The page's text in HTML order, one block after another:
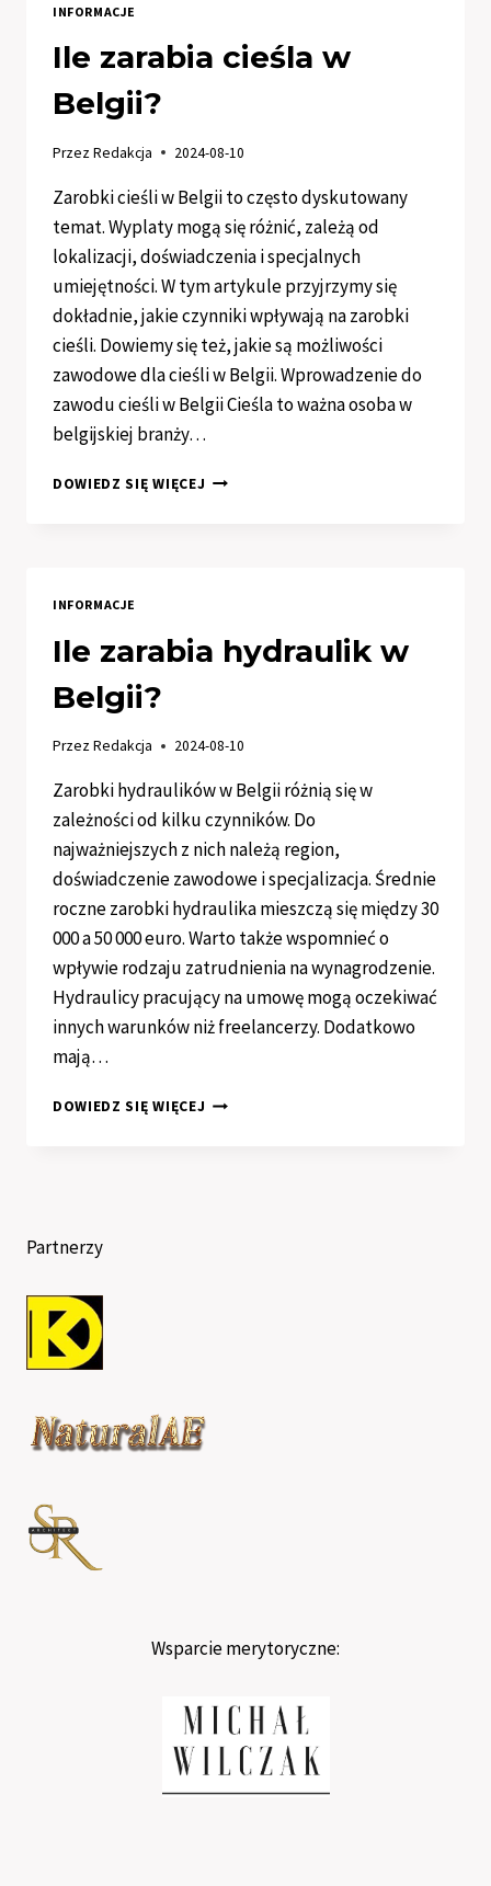
INFORMACJE
Ile zarabia cieśla w
Belgii?
PrzezRedakcja 2024-08-10
Zarobki cieśli w Belgii to często dyskutowany
temat. Wyplaty mogą się różnić, zależą od
lokalizacji, doświadczenia i specjalnych
umiejętności. W tym artykule przyjrzymy się
dokładnie, jakie czynniki wpływają na zarobki
cieśli. Dowiemy się też, jakie są możliwości
zawodowe dla cieśli w Belgii. Wprowadzenie do
zawodu cieśli w Belgii Cieśla to ważna osoba w
belgijskiej branży…
DOWIEDZ SIĘ WIĘCEJ ILE
INFORMACJE
Ile zarabia hydraulik w
Belgii?
PrzezRedakcja 2024-08-10
Zarobki hydraulików w Belgii różnią się w
zależności od kilku czynników. Do
najważniejszych z nich należą region,
doświadczenie zawodowe i specjalizacja. Średnie
roczne zarobki hydraulika mieszczą się między 30
000 a 50 000 euro. Warto także wspomnieć o
wpływie rodzaju zatrudnienia na wynagrodzenie.
Hydraulicy pracujący na umowę mogą oczekiwać
innych warunków niż freelancerzy. Dodatkowo
mają…
DOWIEDZ SIĘ WIĘCEJ ILE
Partnerzy
Wsparcie merytoryczne: